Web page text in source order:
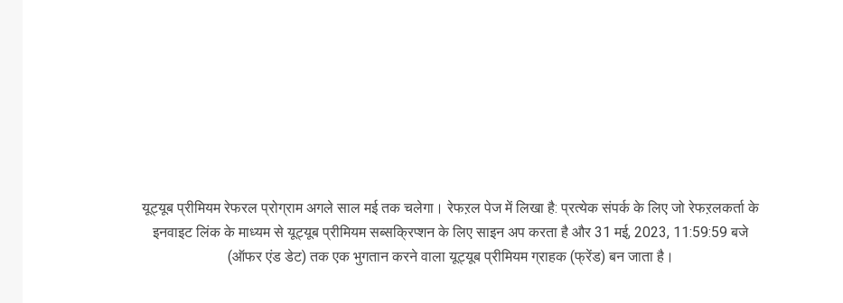
यूट्यूब प्रीमियम रेफरल प्रोग्राम अगले साल मई तक चलेगा। रेफऱल पेज में लिखा है: प्रत्येक संपर्क के लिए जो रेफऱलकर्ता के
इनवाइट लिंक के माध्यम से यूट्यूब प्रीमियम सब्सक्रिप्शन के लिए साइन अप करता है और 31 मई, 2023, 11:59:59 बजे
(ऑफर एंड डेट) तक एक भुगतान करने वाला यूट्यूब प्रीमियम ग्राहक (फ्रेंड) बन जाता है।